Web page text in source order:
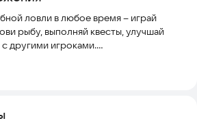
ловли в любое время – играй
рыбу, выполняй квесты, улучшай
другими игроками.
карасей до легендарных